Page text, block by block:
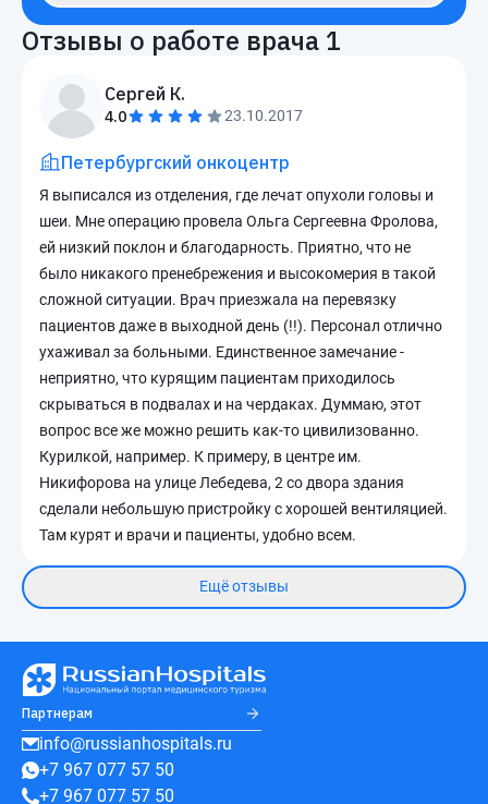
Отзывы о работе врача 1
Сергей К.
4.0 23.10.2017
Петербургский онкоцентр
Я выписался из отделения, где лечат опухоли головы и
шеи. Мне операцию провела Ольга Сергеевна Фролова,
ей низкий поклон и благодарность. Приятно, что не
было никакого пренебрежения и высокомерия в такой
сложной ситуации. Врач приезжала на перевязку
пациентов даже в выходной день (!!). Персонал отлично
ухаживал за больными. Единственное замечание -
неприятно, что курящим пациентам приходилось
скрываться в подвалах и на чердаках. Думмаю, этот
вопрос все же можно решить как-то цивилизованно.
Курилкой, например. К примеру, в центре им.
Никифорова на улице Лебедева, 2 со двора здания
сделали небольшую пристройку с хорошей вентиляцией.
Там курят и врачи и пациенты, удобно всем.
Ещё отзывы
Партнерам
info@russianhospitals.ru
+7 967 077 57 50
+7 967 077 57 50